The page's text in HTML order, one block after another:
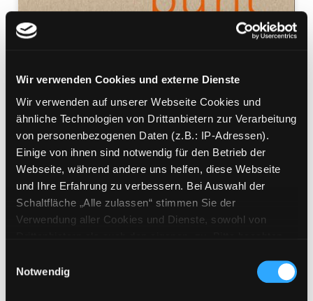
Wir verwenden Cookies und externe Dienste
Wir verwenden auf unserer Webseite Cookies und
ähnliche Technologien von Drittanbietern zur Verarbeitung
von personenbezogenen Daten (z.B.: IP-Adressen).
Einige von ihnen sind notwendig für den Betrieb der
Webseite, während andere uns helfen, diese Webseite
und Ihre Erfahrung zu verbessern. Bei Auswahl der
Schaltfläche „Alle zulassen“ stimmen Sie der
Verwendung aller Cookies und Dienste, sowohl von
Cookies von Drittanbietern, eine Verarbeitung in
unsicheren Drittländern (Länder außerhalb des EWR
Notwendig
In mir drin ist's bunt
mehrsprachige Ausgabe auf Deutsch, Türkisch,
Kroatisch-Bosnisch-Serbisch-Montenegrinisch,
Englisch, Arabisch
Mediengruppe:Kinderbuch
Verfasser:Suche nach diesem Verfasser
Bodner, Theresa (Verfasser)
Beschreibung ein-/ausblenden
Mehr Informationen ein-/ausblenden